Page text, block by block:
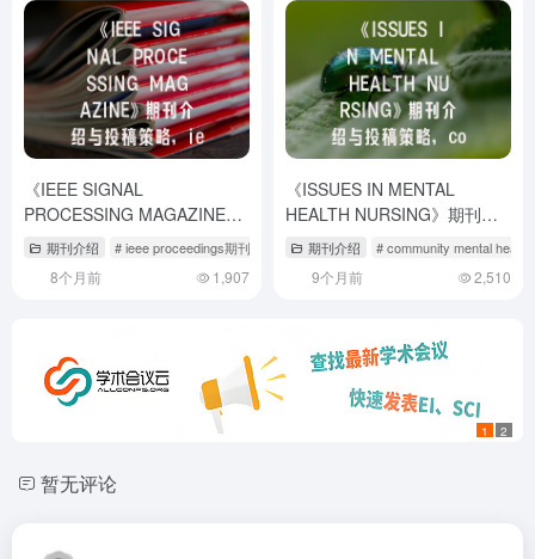
《IEEE SIGNAL
PROCESSING MAGAZINE》
期刊介绍与投稿策略
期刊介绍 # ieee proceedings期刊 # ieee signal processing journal # ieee
8个月前 1,907
《ISSUES IN MENTAL
HEALTH NURSING》期刊介
绍与投稿策略,community
mental health journal
期刊介绍 # community mental health
9个月前 2,510
1 2
暂无评论